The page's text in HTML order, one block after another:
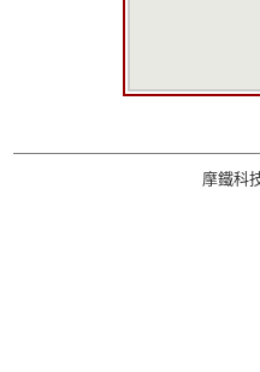
摩鐵科